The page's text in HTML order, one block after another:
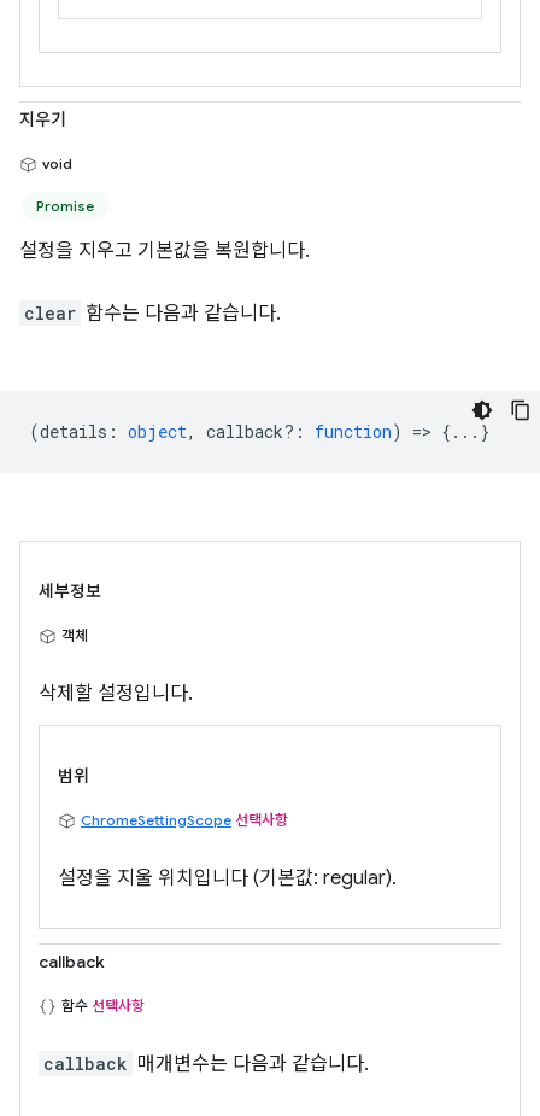
지우기
void
Promise
설정을 지우고 기본값을 복원합니다.
clear 함수는 다음과 같습니다.
(details : object, callback? : function) => {...}
세부정보
객체
삭제할 설정입니다.
범위
ChromeSettingScope 선택사항
설정을 지울 위치입니다 (기본값: regular).
callback
함수 선택사항
callback 매개변수는 다음과 같습니다.